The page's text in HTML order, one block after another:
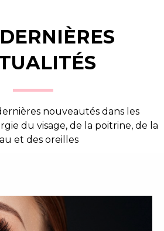
nouveautés dans les
du visage, de la poitrine, de la
et des oreilles